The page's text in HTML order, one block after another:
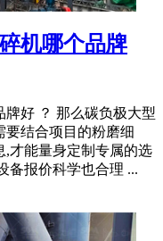
机哪个品牌
好 ？ 那么碳负极大型
要结合项目的粉磨细
,才能量身定制专属的选
备报价科学也合理 ...